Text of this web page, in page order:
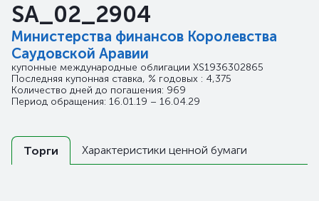
SA_02_2904
Министерства финансов Королевства
Саудовской Аравии
купонные международные облигации XS1936302865
Последняя купонная ставка, % годовых : 4,375
Количество дней до погашения: 969
Период обращения: 16.01.19 – 16.04.29
Торги Характеристики ценной бумаги